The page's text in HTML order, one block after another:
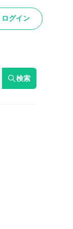
ログイン
検索